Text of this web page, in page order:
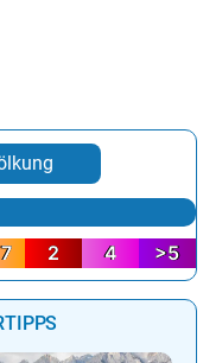
2 4 >5